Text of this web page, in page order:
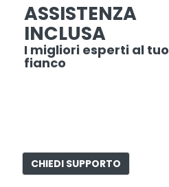
ASSISTENZA
INCLUSA
I migliori esperti al tuo
fianco
CHIEDI SUPPORTO